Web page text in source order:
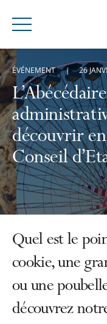
Menu
découvrir
Conseil
ÉVÉNEMENT 26
Quel est le
cookie, une
ou une
découvrez